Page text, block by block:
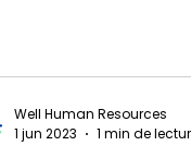
Well Human Resources
1 jun 2023
1 min de